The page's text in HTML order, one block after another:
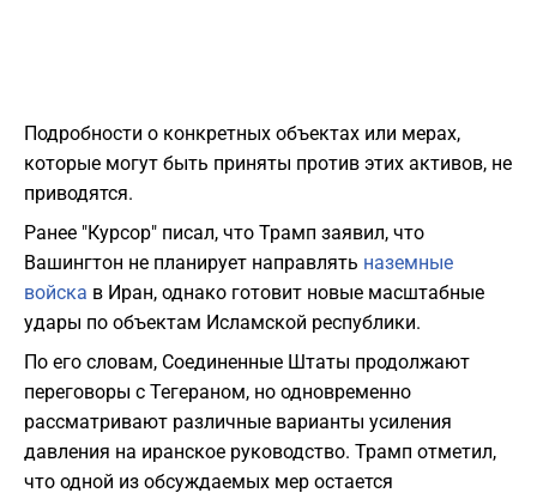
Подробности о конкретных объектах или мерах,
которые могут быть приняты против этих активов, не
приводятся.
Ранее "Курсор" писал, что Трамп заявил, что
Вашингтон не планирует направлять наземные
войска в Иран, однако готовит новые масштабные
удары по объектам Исламской республики.
По его словам, Соединенные Штаты продолжают
переговоры с Тегераном, но одновременно
рассматривают различные варианты усиления
давления на иранское руководство. Трамп отметил,
что одной из обсуждаемых мер остается